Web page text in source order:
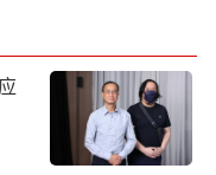
练平台升级版
中实现了路径闭
，支持复杂场景
单条数据的成本